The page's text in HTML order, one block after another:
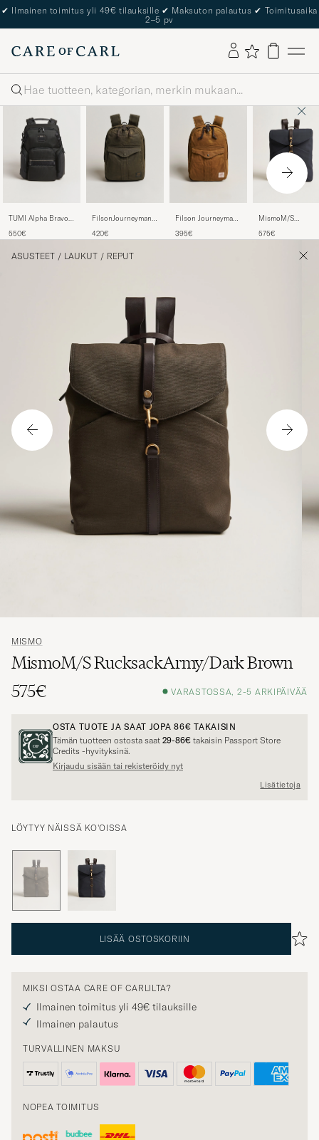
✔ Ilmainen toimitus yli 49€ tilauksille ✔ Maksuton palautus ✔ Toimitusaika
2–5 pv
Haku
TUMI Alpha Bravo
Backpack Black
550€
FilsonJourneyman
Green
420€
Filson Journeyman
395€
MismoM/S
Brown
575€
ASUSTEET / LAUKUT / REPUT
MISMO
MismoM/S RucksackArmy/Dark Brown
575€
VARASTOSSA, 2-5 ARKIPÄIVÄÄ
OSTA TUOTE JA SAAT JOPA86€ TAKAISIN
Tämän tuotteen ostosta saat 29-86€ takaisin Passport Store
Credits -hyvityksinä.
Kirjaudu sisään tai rekisteröidy nyt
Lisätietoja
LÖYTYY NÄISSÄ KO'OISSA
LISÄÄ OSTOSKORIIN
MIKSI OSTAA CARE OF CARLILTA?
Ilmainen toimitus yli 49€ tilauksille
Ilmainen palautus
TURVALLINEN MAKSU
NOPEA TOIMITUS